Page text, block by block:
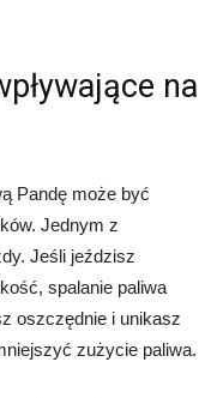
na
Pandę może być
Jednym z
Jeśli jeździsz
spalanie paliwa
oszczędnie i unikasz
zużycie paliwa.